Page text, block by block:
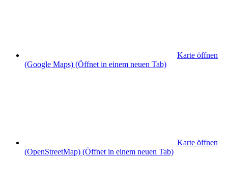
Karte öffnen
(Google Maps) (Öffnet in einem neuen Tab)
Karte öffnen
(OpenStreetMap) (Öffnet in einem neuen Tab)